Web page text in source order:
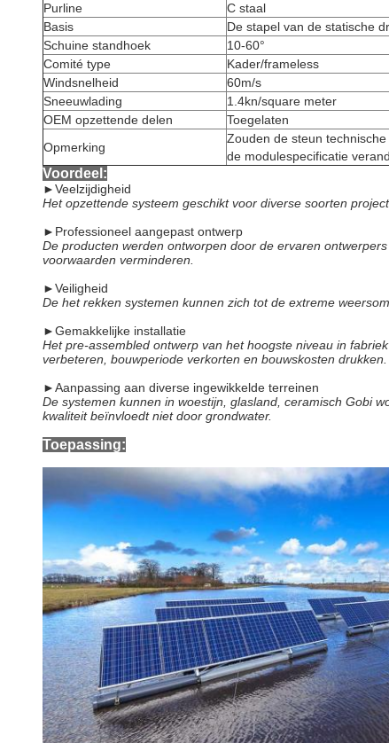
Purline
C staal
Basis
De stapel van de statische
Schuine standhoek
10-60°
Comité type
Kader/frameless
Windsnelheid
60m/s
Sneeuwlading
1.4kn/square meter
OEM opzettende delen
Toegelaten
Opmerking
Zouden de steun
de modulespecificatie
Voordeel:
►Veelzijdigheid
Het opzettende systeem geschikt voor diverse soorten
► Professioneel aangepast ontwerp
De producten werden ontworpen door de ervaren
voorwaarden verminderen.
►Veiligheid
De het rekken systemen kunnen zich tot de extreme
►Gemakkelijke installatie
Het pre-assembled ontwerp van het hoogste niveau in
verbeteren, bouwperiode verkorten en bouwskosten drukken.
►Aanpassing aan diverse ingewikkelde terreinen
De systemen kunnen in woestijn, glasland, ceramisch Gobi
kwaliteit beïnvloedt niet door grondwater.
Toepassing: